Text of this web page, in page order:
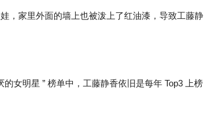
，家里外面的墙上也被泼上了红油漆，导致工藤静
女明星 ” 榜单中，工藤静香依旧是每年 Top3 上榜